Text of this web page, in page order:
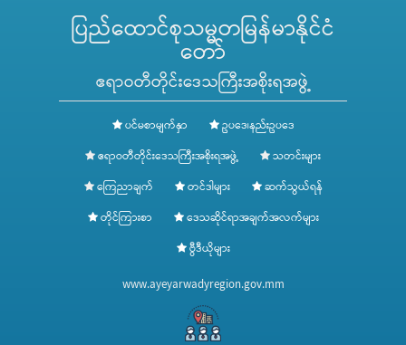
ပြည်ထောင်စုသမ္မတမြန်မာနိုင်ငံ
တော်
ဧရာဝတီတိုင်းဒေသကြီးအစိုးရအဖွဲ့
ပင်မစာမျက်နှာ
ဥပဒေ၊နည်းဥပဒေ
ဧရာဝတီတိုင်းဒေသကြီးအစိုးရအဖွဲ့
သတင်းများ
ကြေညာချက်
တင်ဒါများ
ဆက်သွယ်ရန်
တိုင်ကြားစာ
ဒေသဆိုင်ရာအချက်အလက်များ
ဗွီဒီယိုများ
www.ayeyarwadyregion.gov.mm